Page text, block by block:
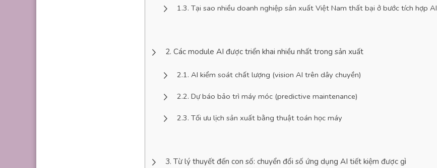
Tại sao nhiều doanh nghiệp sản xuất Việt Nam thất bại ở bước tích hợp AI
Các module AI được triển khai nhiều nhất trong sản xuất
AI kiểm soát chất lượng (vision AI trên dây chuyền)
Dự báo bảo trì máy móc (predictive maintenance)
Tối ưu lịch sản xuất bằng thuật toán học máy
Từ lý thuyết đến con số: chuyển đổi số ứng dụng AI tiết kiệm được gì